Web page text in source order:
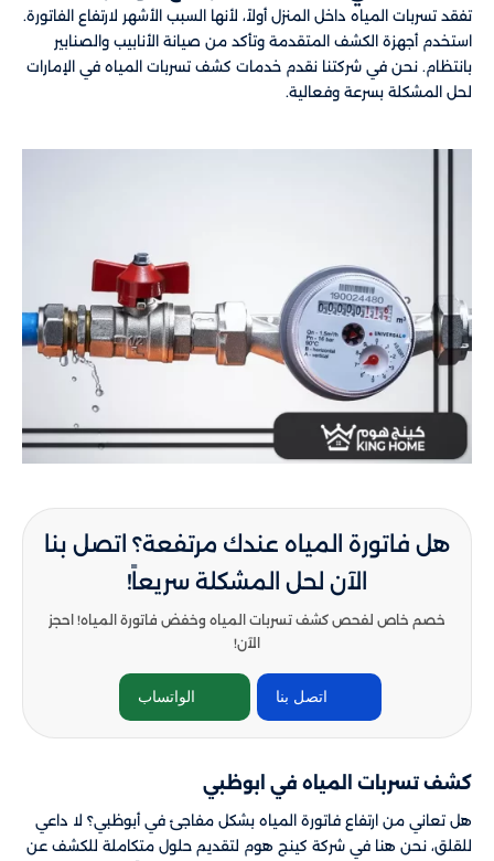
تفقد تسربات المياه داخل المنزل أولاً، لأنها السبب الأشهر لارتفاع الفاتورة.
استخدم أجهزة الكشف المتقدمة وتأكد من صيانة الأنابيب والصنابير
بانتظام. نحن في شركتنا نقدم خدمات كشف تسربات المياه في الإمارات
لحل المشكلة بسرعة وفعالية.
هل فاتورة المياه عندك مرتفعة؟ اتصل بنا
الآن لحل المشكلة سريعاً!
خصم خاص لفحص كشف تسربات المياه وخفض فاتورة المياه! احجز
الآن!
اتصل بنا الواتساب
كشف تسربات المياه في ابوظبي
هل تعاني من ارتفاع فاتورة المياه بشكل مفاجئ في أبوظبي؟ لا داعي
للقلق، نحن هنا في شركة كينج هوم لتقديم حلول متكاملة للكشف عن